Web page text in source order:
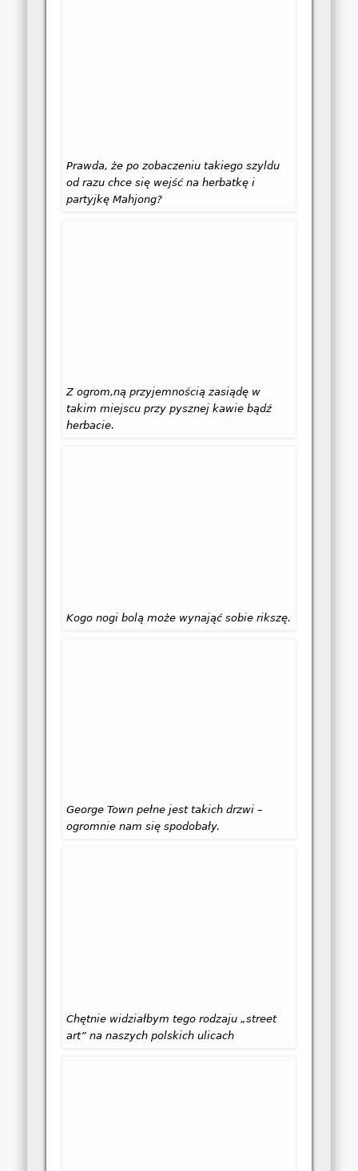
Prawda, że po zobaczeniu takiego szyldu
od razu chce się wejść na herbatkę i
partyjkę Mahjong?
Z ogrom,ną przyjemnością zasiądę w
takim miejscu przy pysznej kawie bądź
herbacie.
Kogo nogi bolą może wynająć sobie rikszę.
George Town pełne jest takich drzwi –
ogromnie nam się spodobały.
Chętnie widziałbym tego rodzaju „street
art” na naszych polskich ulicach